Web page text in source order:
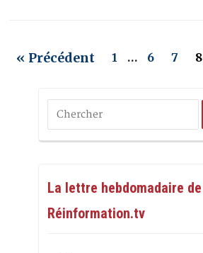
« Précédent 1 … 6 7 8
La lettre hebdomadaire de
Réinformation.tv